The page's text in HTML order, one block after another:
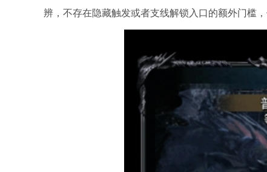
辨，不存在隐藏触发或者支线解锁入口的额外门槛